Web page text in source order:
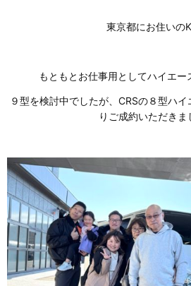
東京都にお住いの
もともとお仕事用としてハイエー
９型を検討中でしたが、CRSの８型ハ
りご成約いただきま